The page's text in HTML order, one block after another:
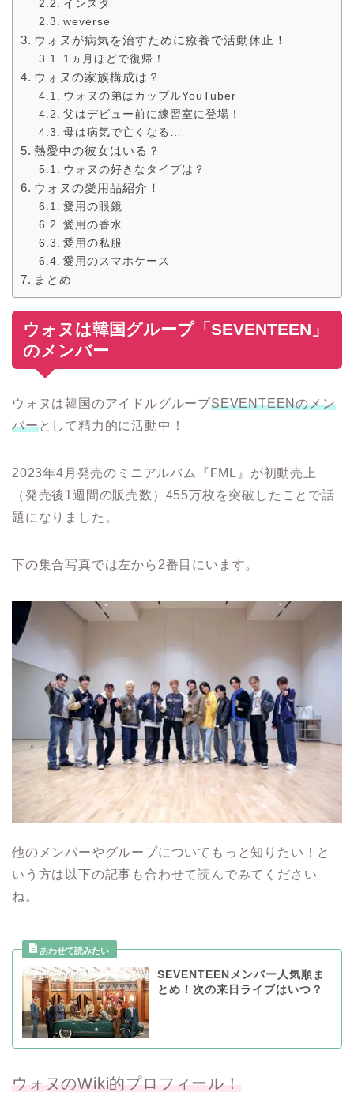
インスタ
weverse
ウォヌが病気を治すために療養で活動休止！
1ヵ月ほどで復帰！
ウォヌの家族構成は？
ウォヌの弟はカップルYouTuber
父はデビュー前に練習室に登場！
母は病気で亡くなる…
熱愛中の彼女はいる？
ウォヌの好きなタイプは？
ウォヌの愛用品紹介！
愛用の眼鏡
愛用の香水
愛用の私服
愛用のスマホケース
まとめ
ウォヌは韓国グループ「SEVENTEEN」
のメンバー
ウォヌは韓国のアイドルグループSEVENTEENのメン
バーとして精力的に活動中！
2023年4月発売のミニアルバム『FML』が初動売上
（発売後1週間の販売数）455万枚を突破したことで話
題になりました。
下の集合写真では左から2番目にいます。
他のメンバーやグループについてもっと知りたい！と
いう方は以下の記事も合わせて読んでみてください
ね。
SEVENTEENメンバー人気順ま
とめ！次の来日ライブはいつ？
ウォヌのWiki的プロフィール！